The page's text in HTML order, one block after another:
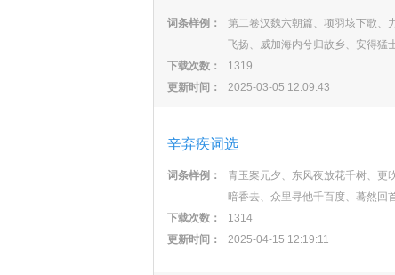
词条样例：
第二卷汉魏六朝篇、项羽垓下歌、
飞扬、威加海内兮归故乡、安得猛
下载次数：
1319
更新时间：
2025-03-05 12:09:43
辛弃疾词选
词条样例：
青玉案元夕、东风夜放花千树、更
暗香去、众里寻他千百度、蓦然回
下载次数：
1314
更新时间：
2025-04-15 12:19:11